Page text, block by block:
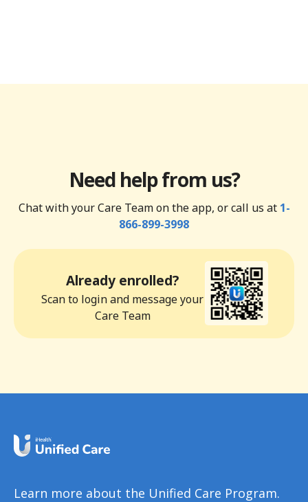
Need help from us?
Chat with your Care Team on the app, or call us at 1-
866-899-3998
Already enrolled?
Scan to login and message your
Care Team
Learn more about the Unified Care Program.